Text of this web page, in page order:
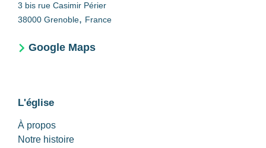
3 bis rue Casimir Périer
38000 Grenoble, France
Google Maps
L'église
À propos
Notre histoire